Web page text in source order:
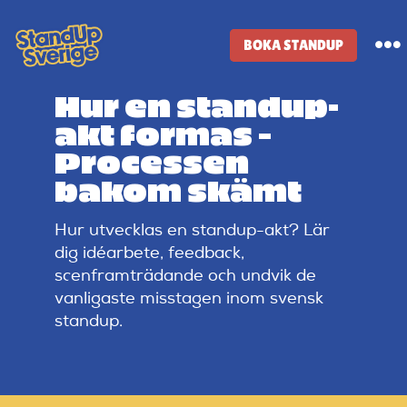
to
content
BOKA STANDUP
Standup-butik
Komiker
Lineup
Tidigare lineup
Hur en standup-
akt formas –
Processen
bakom skämt
Hur utvecklas en standup-akt? Lär
dig idéarbete, feedback,
scenframträdande och undvik de
vanligaste misstagen inom svensk
standup.